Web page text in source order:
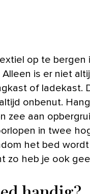
is er niet
of ladekast.
onbenut.
zee aan
in twee
het bed wordt
zo heb je ook